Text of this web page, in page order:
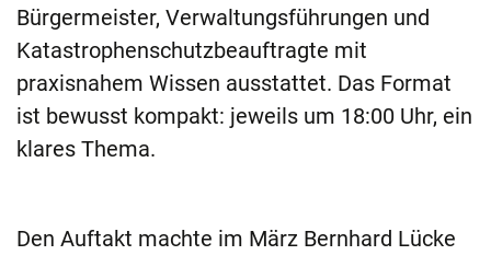
Bürgermeister, Verwaltungsführungen und
Katastrophenschutzbeauftragte mit
praxisnahem Wissen ausstattet. Das Format
ist bewusst kompakt: jeweils um 18:00 Uhr, ein
klares Thema.
Den Auftakt machte im März Bernhard Lücke